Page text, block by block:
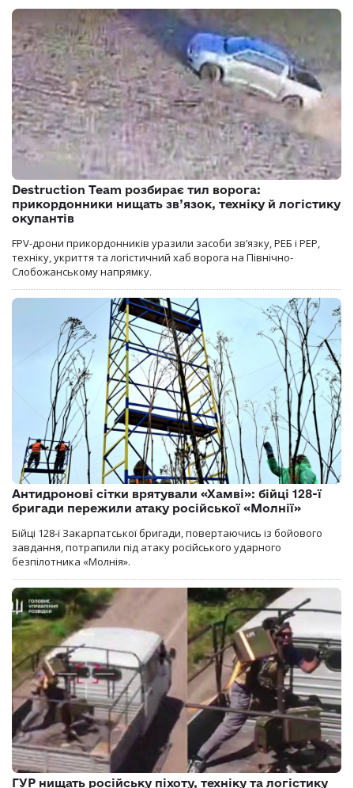
Destruction Team розбирає тил ворога:
прикордонники нищать зв’язок, техніку й логістику
окупантів
FPV-дрони прикордонників уразили засоби зв’язку, РЕБ і РЕР,
техніку, укриття та логістичний хаб ворога на Північно-
Слобожанському напрямку.
Антидронові сітки врятували «Хамві»: бійці 128-ї
бригади пережили атаку російської «Молнії»
Бійці 128-ї Закарпатської бригади, повертаючись із бойового
завдання, потрапили під атаку російського ударного
безпілотника «Молнія».
ГУР нищать російську піхоту, техніку та логістику